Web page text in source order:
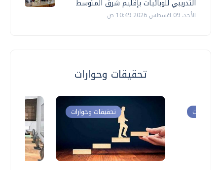
التدريبي للوبائيات بإقليم شرق المتوسط
الأحد، 09 اغسطس 2026 10:49 ص
تحقيقات وحوارات
تحقيقات وحوارات وحوارات